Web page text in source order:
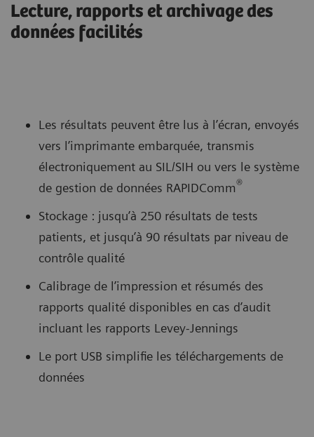
Lecture, rapports et archivage des
données facilités
Les résultats peuvent être lus à l’écran, envoyés
vers l’imprimante embarquée, transmis
électroniquement au SIL/SIH ou vers le système
de gestion de données RAPIDComm®
Stockage : jusqu’à 250 résultats de tests
patients, et jusqu’à 90 résultats par niveau de
contrôle qualité
Calibrage de l’impression et résumés des
rapports qualité disponibles en cas d’audit
incluant les rapports Levey-Jennings
Le port USB simplifie les téléchargements de
données